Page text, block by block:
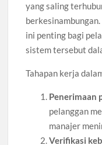
yang saling
ini penting bagi
sistem tersebut
Tahapan kerja
Penerimaan
pelanggan
manajer
Verifikasi